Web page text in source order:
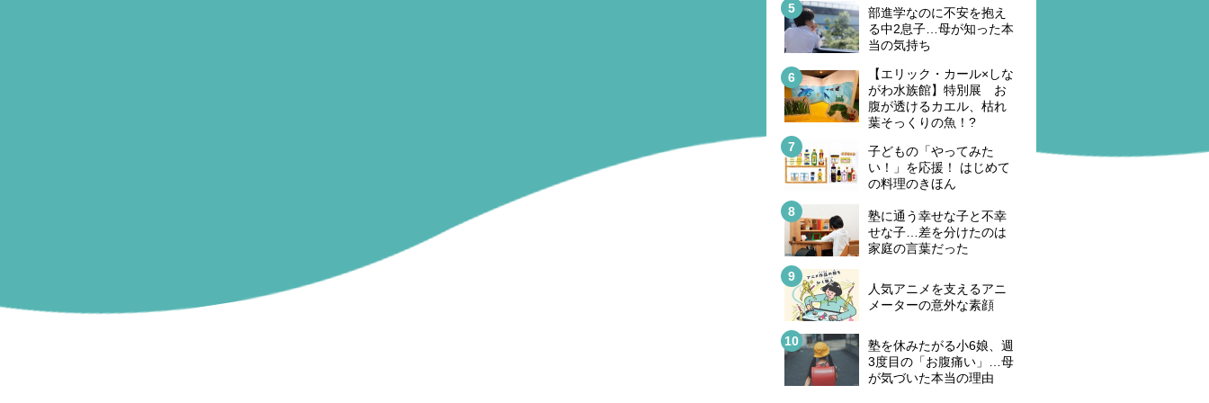
部進学なのに不安を抱え
る中2息子…母が知った本
当の気持ち
【エリック・カール×しな
がわ水族館】特別展 お
腹が透けるカエル、枯れ
葉そっくりの魚！?
子どもの「やってみた
い！」を応援！ はじめて
の料理のきほん
塾に通う幸せな子と不幸
せな子…差を分けたのは
家庭の言葉だった
人気アニメを支えるアニ
メーターの意外な素顔
塾を休みたがる小6娘、週
3度目の「お腹痛い」…母
が気づいた本当の理由